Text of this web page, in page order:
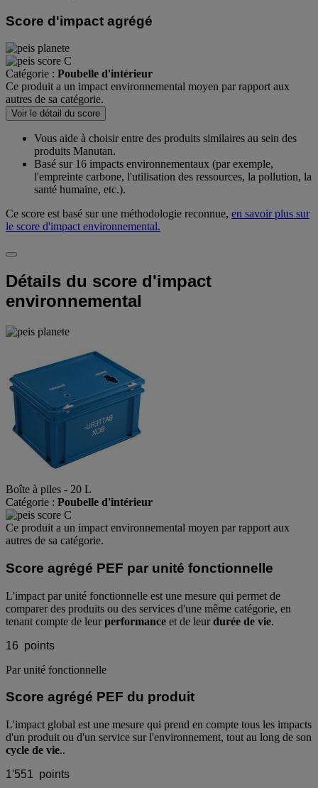
Score d'impact agrégé
Catégorie : Poubelle d'intérieur
Ce produit a un impact environnemental moyen par rapport aux
autres de sa catégorie.
Voir le détail du score
Vous aide à choisir entre des produits similaires au sein des
produits Manutan.
Basé sur 16 impacts environnementaux (par exemple,
l'empreinte carbone, l'utilisation des ressources, la pollution, la
santé humaine, etc.).
Ce score est basé sur une méthodologie reconnue, en savoir plus sur
le score d'impact environnemental.
Détails du score d'impact
environnemental
Boîte à piles - 20 L
Catégorie : Poubelle d'intérieur
Ce produit a un impact environnemental moyen par rapport aux
autres de sa catégorie.
Score agrégé PEF par unité fonctionnelle
L'impact par unité fonctionnelle est une mesure qui permet de
comparer des produits ou des services d'une même catégorie, en
tenant compte de leurperformance et de leurdurée de vie.
16 points
Par unité fonctionnelle
Score agrégé PEF du produit
L'impact global est une mesure qui prend en compte tous les impacts
d'un produit ou d'un service sur l'environnement, tout au long de son
cycle de vie..
1'551 points